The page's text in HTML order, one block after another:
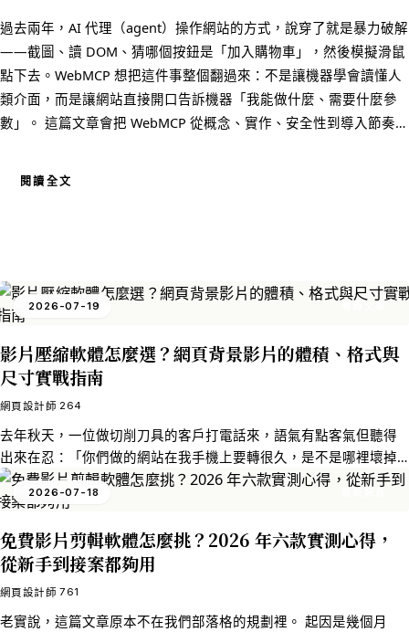
過去兩年，AI 代理（agent）操作網站的方式，說穿了就是暴力破解
——截圖、讀 DOM、猜哪個按鈕是「加入購物車」，然後模擬滑鼠
點下去。WebMCP 想把這件事整個翻過來：不是讓機器學會讀懂人
類介面，而是讓網站直接開口告訴機器「我能做什麼、需要什麼參
數」。 這篇文章會把 WebMCP 從概念、實作、安全性到導入節奏講
閱讀全文
2026-07-19
影片壓縮軟體怎麼選？網頁背景影片的體積、格式與
尺寸實戰指南
網頁設計師 264
去年秋天，一位做切削刀具的客戶打電話來，語氣有點客氣但聽得
出來在忍：「你們做的網站在我手機上要轉很久，是不是哪裡壞掉
了？」 我當下有點心虛，因為我知道問題出在哪。那個首頁的滿版
背景影片，是我們自己剪的、自己上傳的，母帶 20MB，七秒鐘。在
界。 那次之後我們把整套流程重做了一遍。這篇文章就是那次的完
整紀錄——包含當時做對的、做錯的，以及兩年後回頭檢查才發現
的問題。如果你也在幫網站放背景影片，或是正在找影片壓縮軟體
2026-07-18
免費影片剪輯軟體怎麼挑？2026 年六款實測心得，
從新手到接案都夠用
網頁設計師 761
老實說，這篇文章原本不在我們部落格的規劃裡。 起因是幾個月